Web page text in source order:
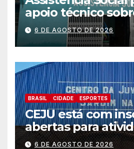
apoio técnico
preparação e
situações de
calamidade
6 DE AGOSTO DE 2026
BRASIL CIDADE ESPORTES
CEJU está com
abertas para
gratuitas
6 DE AGOSTO DE 2026